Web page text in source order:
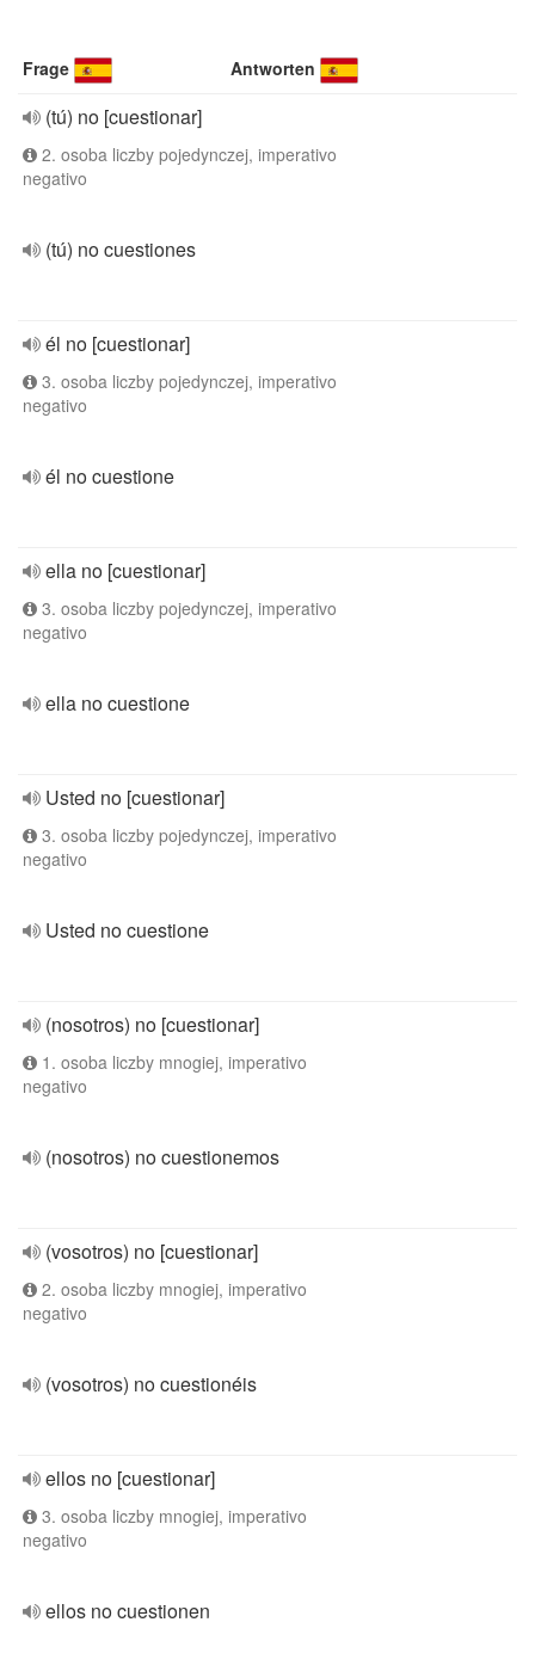
Frage Antworten
(tú) no [cuestionar]
2. osoba liczby pojedynczej, imperativo
negativo
(tú) no cuestiones
él no [cuestionar]
3. osoba liczby pojedynczej, imperativo
negativo
él no cuestione
ella no [cuestionar]
3. osoba liczby pojedynczej, imperativo
negativo
ella no cuestione
Usted no [cuestionar]
3. osoba liczby pojedynczej, imperativo
negativo
Usted no cuestione
(nosotros) no [cuestionar]
1. osoba liczby mnogiej, imperativo
negativo
(nosotros) no cuestionemos
(vosotros) no [cuestionar]
2. osoba liczby mnogiej, imperativo
negativo
(vosotros) no cuestionéis
ellos no [cuestionar]
3. osoba liczby mnogiej, imperativo
negativo
ellos no cuestionen